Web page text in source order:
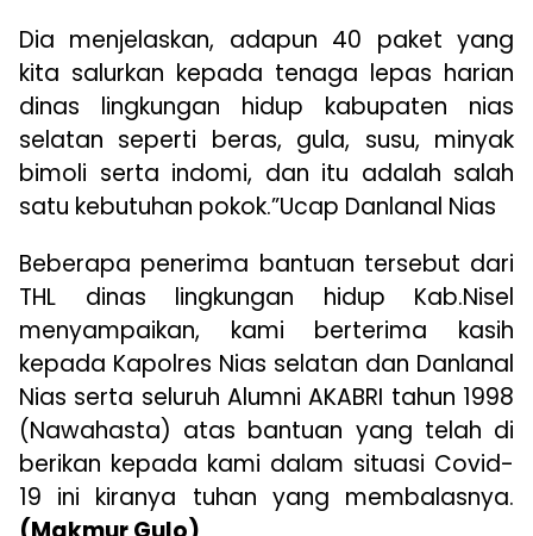
Dia menjelaskan, adapun 40 paket yang
kita salurkan kepada tenaga lepas harian
dinas lingkungan hidup kabupaten nias
selatan seperti beras, gula, susu, minyak
bimoli serta indomi, dan itu adalah salah
satu kebutuhan pokok.”Ucap Danlanal Nias
Beberapa penerima bantuan tersebut dari
THL dinas lingkungan hidup Kab.Nisel
menyampaikan, kami berterima kasih
kepada Kapolres Nias selatan dan Danlanal
Nias serta seluruh Alumni AKABRI tahun 1998
(Nawahasta) atas bantuan yang telah di
berikan kepada kami dalam situasi Covid-
19 ini kiranya tuhan yang membalasnya.